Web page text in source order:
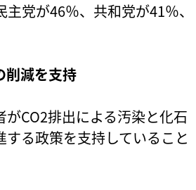
党が46％、共和党が41％、
削減を支持
CO2排出による汚染と化石
る政策を支持していること